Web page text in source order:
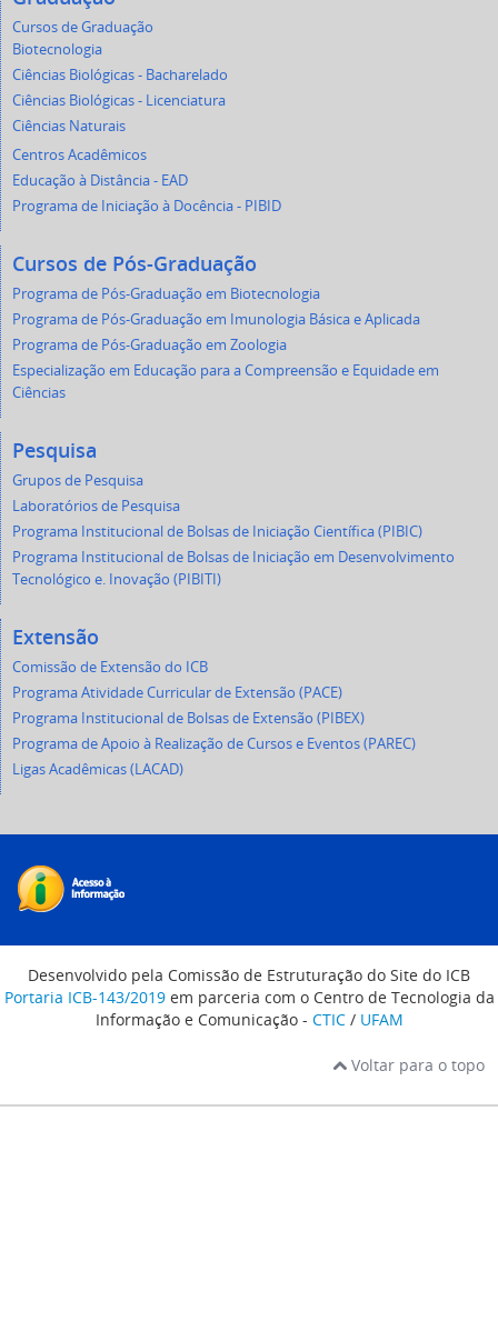
Cursos de Graduação
Biotecnologia
Ciências Biológicas - Bacharelado
Ciências Biológicas - Licenciatura
Ciências Naturais
Centros Acadêmicos
Educação à Distância - EAD
Programa de Iniciação à Docência - PIBID
Cursos de Pós-Graduação
Programa de Pós-Graduação em Biotecnologia
Programa de Pós-Graduação em Imunologia Básica e Aplicada
Programa de Pós-Graduação em Zoologia
Especialização em Educação para a Compreensão e Equidade em
Ciências
Pesquisa
Grupos de Pesquisa
Laboratórios de Pesquisa
Programa Institucional de Bolsas de Iniciação Científica (PIBIC)
Programa Institucional de Bolsas de Iniciação em Desenvolvimento
Tecnológico e. Inovação (PIBITI)
Extensão
Comissão de Extensão do ICB
Programa Atividade Curricular de Extensão (PACE)
Programa Institucional de Bolsas de Extensão (PIBEX)
Programa de Apoio à Realização de Cursos e Eventos (PAREC)
Ligas Acadêmicas (LACAD)
Desenvolvido pela Comissão de Estruturação do Site do ICB
Portaria ICB-143/2019em parceria com o Centro de Tecnologia da
Informação e Comunicação - CTIC/ UFAM
Voltar para o topo